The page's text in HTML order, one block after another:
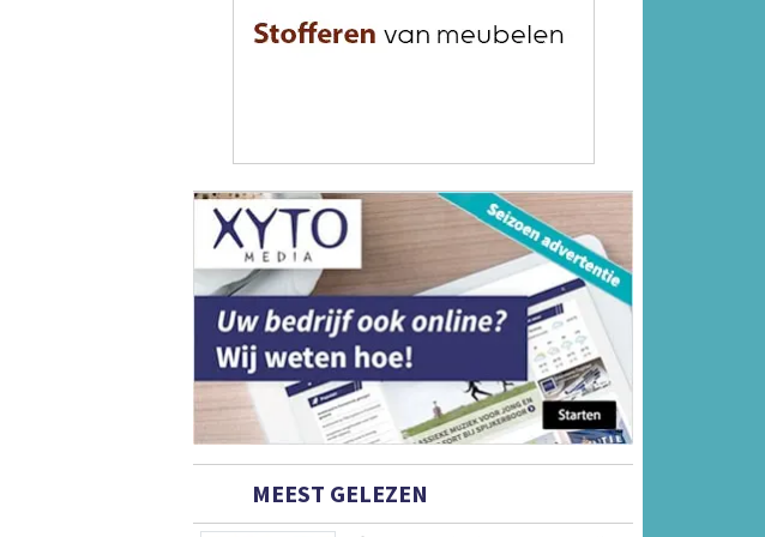
MEEST GELEZEN